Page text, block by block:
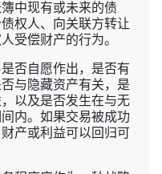
中现有或未来的债
权人、向关联方转让
受偿财产的行为。
否自愿作出，是否有
与隐藏资产有关，是
以及是否发生在与无
内。如果交易被成功
产或利益可以回归可